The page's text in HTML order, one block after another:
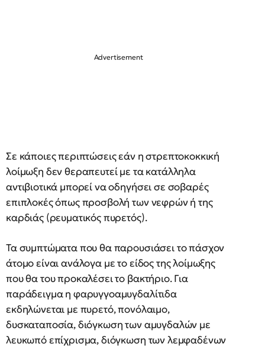
Σε κάποιες περιπτώσεις εάν η στρεπτοκοκκική
λοίμωξη δεν θεραπευτεί με τα κατάλληλα
αντιβιοτικά μπορεί να οδηγήσει σε σοβαρές
επιπλοκές όπως προσβολή των νεφρών ή της
καρδιάς (ρευματικός πυρετός).
Τα συμπτώματα που θα παρουσιάσει το πάσχον
άτομο είναι ανάλογα με το είδος της λοίμωξης
που θα του προκαλέσει το βακτήριο. Για
παράδειγμα η φαρυγγοαμυγδαλίτιδα
εκδηλώνεται με πυρετό, πονόλαιμο,
δυσκαταποσία, διόγκωση των αμυγδαλών με
λευκωπό επίχρισμα, διόγκωση των λεμφαδένων